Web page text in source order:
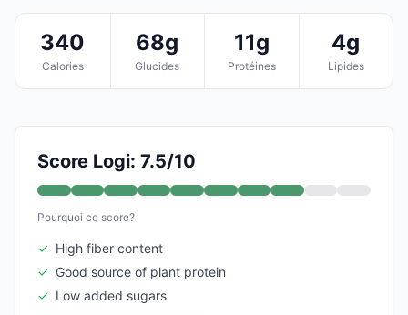
340
Calories
68g
Glucides
11g
Protéines
4g
Lipides
Score Logi: 7.5/10
Pourquoi ce score?
✓ High fiber content
✓ Good source of plant protein
✓ Low added sugars